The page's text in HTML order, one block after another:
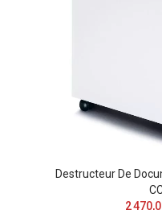
Destructeur De
2